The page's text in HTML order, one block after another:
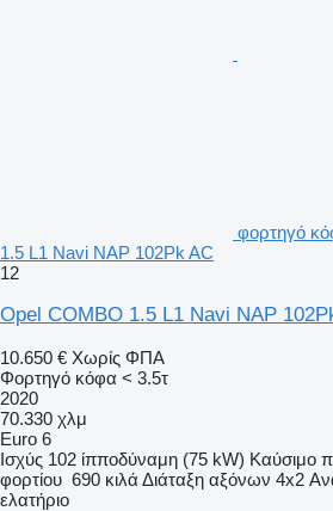
φορτηγό
1.5 L1 Navi NAP 102Pk AC
12
Opel COMBO 1.5 L1 Navi NAP
10.650 € Χωρίς ΦΠΑ
Φορτηγό κόφα < 3.5τ
2020
70.330 χλμ
Euro 6
Ισχύς 102 ίπποδύναμη (75 kW) Καύσιμο
φορτίου 690 κιλά Διάταξη αξόνων 4x2
ελατήριο